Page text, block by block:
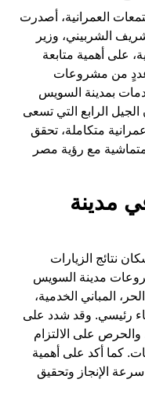
العمرانية، أصدرت
الشربيني، وزير
على أهمية متابعة
عددٍ من مشروعات
بمدينة السويس
الرابع التي تسعى
متكاملة، تحقق
متماشية مع رؤية مصر
مدينة
نتائج الزيارات
مدينة السويس
المباني الخدمية،
رئيسي. وقد شدد على
على الالتزام
كما أكد على أهمية
سرعة الإنجاز وتحقيق